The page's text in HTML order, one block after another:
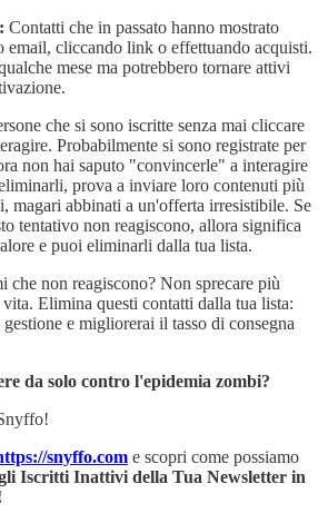
Contatti che in passato hanno mostrato
email, cliccando link o effettuando acquisti.
mese ma potrebbero tornare attivi
che si sono iscritte senza mai cliccare
Probabilmente si sono registrate per
non hai saputo "convincerle" a interagire
prova a inviare loro contenuti più
magari abbinati a un'offerta irresistibile. Se
tentativo non reagiscono, allora significa
e puoi eliminarli dalla tua lista.
che non reagiscono? Non sprecare più
Elimina questi contatti dalla tua lista:
e migliorerai il tasso di consegna
da solo contro l'epidemia zombi?
snyffo.com e scopri come possiamo
Iscritti Inattivi della Tua Newsletter in